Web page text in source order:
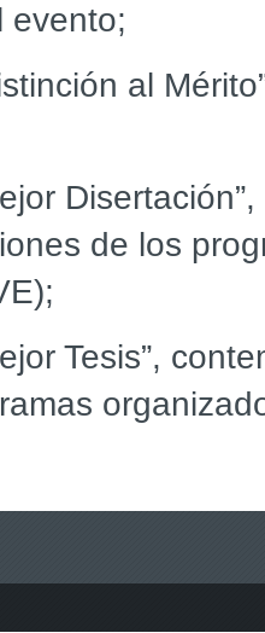
evento;
al
de los
Tesis”,